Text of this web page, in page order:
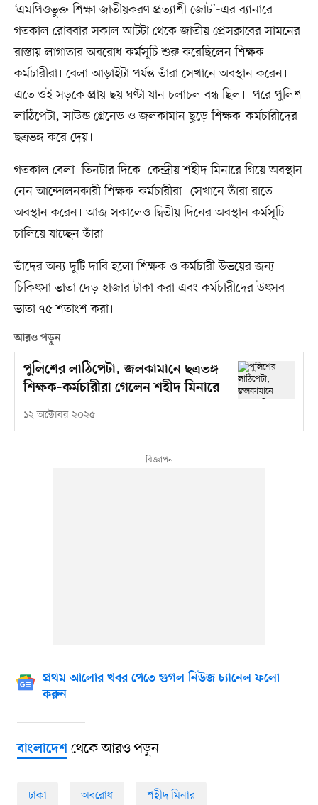
‘এমপিওভুক্ত শিক্ষা জাতীয়করণ প্রত্যাশী জোট’-এর ব্যানারে
গতকাল রোববার সকাল আটটা থেকে জাতীয় প্রেসক্লাবের সামনের
রাস্তায় লাগাতার অবরোধ কর্মসূচি শুরু করেছিলেন শিক্ষক
কর্মচারীরা। বেলা আড়াইটা পর্যন্ত তাঁরা সেখানে অবস্থান করেন।
এতে ওই সড়কে প্রায় ছয় ঘণ্টা যান চলাচল বন্ধ ছিল। পরে পুলিশ
লাঠিপেটা, সাউন্ড গ্রেনেড ও জলকামান ছুড়ে শিক্ষক-কর্মচারীদের
ছত্রভঙ্গ করে দেয়।
গতকাল বেলা তিনটার দিকে কেন্দ্রীয় শহীদ মিনারে গিয়ে অবস্থান
নেন আন্দোলনকারী শিক্ষক-কর্মচারীরা। সেখানে তাঁরা রাতে
অবস্থান করেন। আজ সকালেও দ্বিতীয় দিনের অবস্থান কর্মসূচি
চালিয়ে যাচ্ছেন তাঁরা।
তাঁদের অন্য দুটি দাবি হলো শিক্ষক ও কর্মচারী উভয়ের জন্য
চিকিৎসা ভাতা দেড় হাজার টাকা করা এবং কর্মচারীদের উৎসব
ভাতা ৭৫ শতাংশ করা।
আরও পড়ুন
পুলিশের লাঠিপেটা, জলকামানে ছত্রভঙ্গ
শিক্ষক–কর্মচারীরা গেলেন শহীদ মিনারে
১২ অক্টোবর ২০২৫
প্রথম আলোর খবর পেতে গুগল নিউজ চ্যানেল ফলো
করুন
বাংলাদেশথেকে আরও পড়ুন
ঢাকা অবরোধ শহীদ মিনার